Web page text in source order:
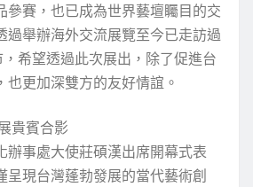
參賽，也已成為世界藝壇矚目的交
過舉辦海外交流展覽至今已走訪過
希望透過此次展出，除了促進台
更加深雙方的友好情誼。
貴賓合影
辦事處大使莊碩漢出席開幕式表
呈現台灣蓬勃發展的當代藝術創